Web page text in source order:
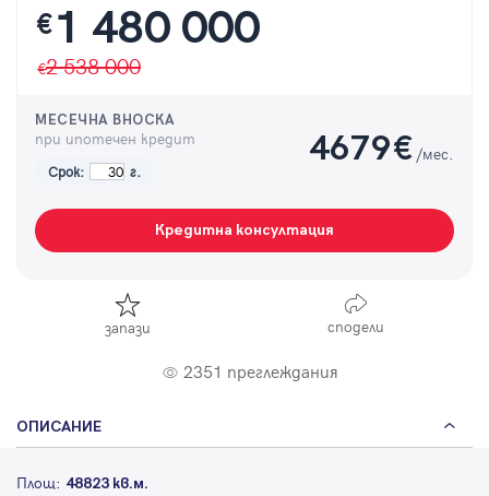
€1 480 000
2 538 000
МЕСЕЧНА ВНОСКА
при ипотечен кредит
Срок: г.
4679€ /мес.
Кредитна консултация
запази сподели
2351 преглеждания
ОПИСАНИЕ
Площ: 48823 кв.м.
Регистрация